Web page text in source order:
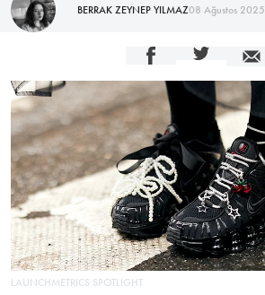
BERRAK ZEYNEP YILMAZ08 Ağustos 2025
LAUNCHMETRICS SPOTLIGHT